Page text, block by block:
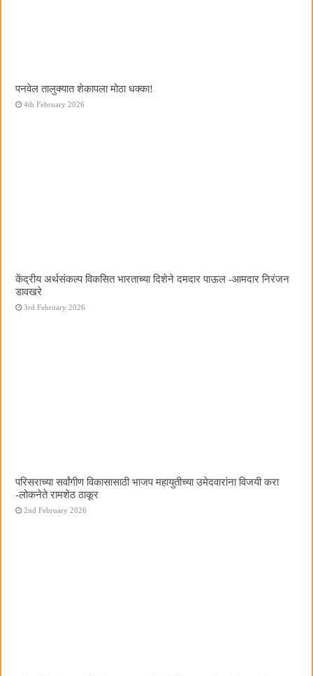
पनवेल तालुक्यात शेकापला मोठा धक्का!
4th February 2026
केंद्रीय अर्थसंकल्प विकसित भारताच्या दिशेने दमदार पाऊल -आमदार निरंजन
डावखरे
3rd February 2026
परिसराच्या सर्वांगीण विकासासाठी भाजप महायुतीच्या उमेदवारांना विजयी करा
-लोकनेते रामशेठ ठाकूर
2nd February 2026